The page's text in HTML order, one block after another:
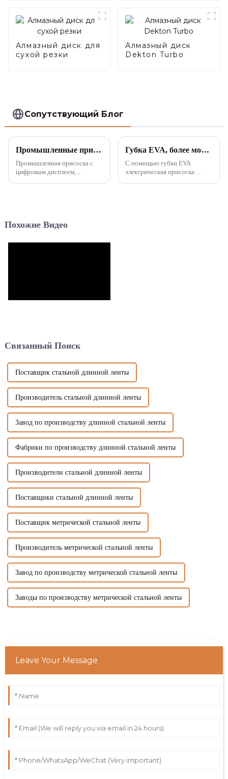
Алмазный диск для
сухой резки
Алмазный диск
Dekton Turbo
Сопутствующий Блог
Промышленные присоски с цифровым дисплеем, способные поглощать грубые поверхности
Промышленная присоска с
цифровым дисплеем,
транспортировке материалов.
Губка EVA, более мощное всасывание!
С помощью губки EVA
электрическая присоска
Похожие Видео
Связанный Поиск
Поставщик стальной длинной ленты
Производитель стальной длинной ленты
Завод по производству длинной стальной ленты
Фабрики по производству длинной стальной ленты
Производители стальной длинной ленты
Поставщики стальной длинной ленты
Поставщик метрической стальной ленты
Производитель метрической стальной ленты
Завод по производству метрической стальной ленты
Заводы по производству метрической стальной ленты
Leave Your Message